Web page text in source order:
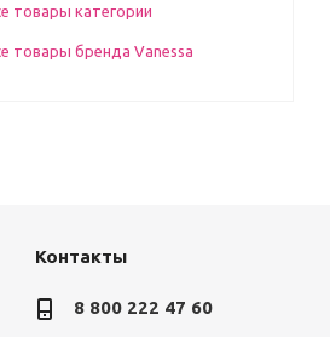
товары категории
товары бренда Vanessa
Контакты
8 800 222 47 60